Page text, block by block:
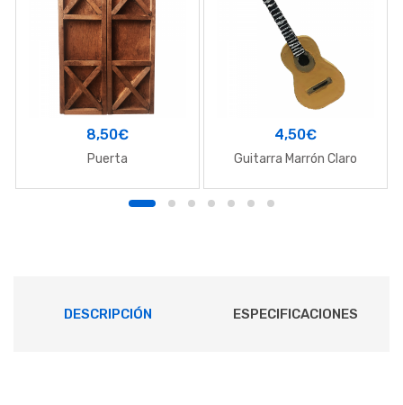
8,50€
Puerta
4,50€
Guitarra Marrón Claro
DESCRIPCIÓN ESPECIFICACIONES